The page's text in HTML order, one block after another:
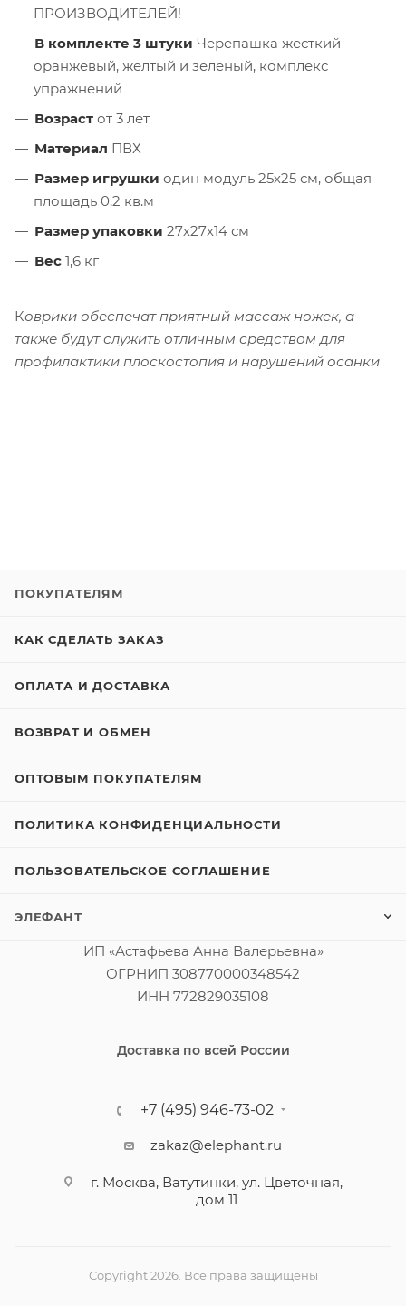
ПРОИЗВОДИТЕЛЕЙ!
В комплекте 3 штуки Черепашка жесткий
оранжевый, желтый и зеленый, комплекс
упражнений
Возраст от 3 лет
Материал ПВХ
Размер игрушки один модуль 25х25 см, общая
площадь 0,2 кв.м
Размер упаковки 27х27х14 см
Вес 1,6 кг
Коврики обеспечат приятный массаж ножек, а
также будут служить отличным средством для
профилактики плоскостопия и нарушений осанки
ПОКУПАТЕЛЯМ
КАК СДЕЛАТЬ ЗАКАЗ
ОПЛАТА И ДОСТАВКА
ВОЗВРАТ И ОБМЕН
ОПТОВЫМ ПОКУПАТЕЛЯМ
ПОЛИТИКА КОНФИДЕНЦИАЛЬНОСТИ
ПОЛЬЗОВАТЕЛЬСКОЕ СОГЛАШЕНИЕ
ЭЛЕФАНТ
ИП «Астафьева Анна Валерьевна»
ОГРНИП 308770000348542
ИНН 772829035108
Доставка по всей России
+7 (495) 946-73-02
zakaz@elephant.ru
г. Москва, Ватутинки, ул. Цветочная,
дом 11
Copyright 2026. Все права защищены